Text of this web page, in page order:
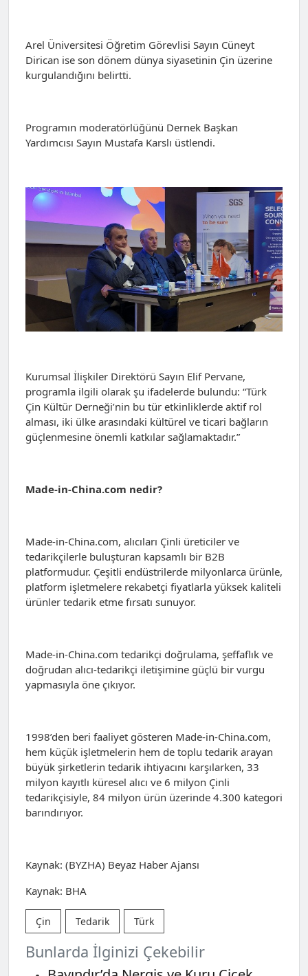
Arel Üniversitesi Öğretim Görevlisi Sayın Cüneyt
Dirican ise son dönem dünya siyasetinin Çin üzerine
kurgulandığını belirtti.
Programın moderatörlüğünü Dernek Başkan
Yardımcısı Sayın Mustafa Karslı üstlendi.
Kurumsal İlişkiler Direktörü Sayın Elif Pervane,
programla ilgili olarak şu ifadelerde bulundu: “Türk
Çin Kültür Derneği’nin bu tür etkinliklerde aktif rol
alması, iki ülke arasındaki kültürel ve ticari bağların
güçlenmesine önemli katkılar sağlamaktadır.”
Made-in-China.com nedir?
Made-in-China.com, alıcıları Çinli üreticiler ve
tedarikçilerle buluşturan kapsamlı bir B2B
platformudur. Çeşitli endüstrilerde milyonlarca ürünle,
platform işletmelere rekabetçi fiyatlarla yüksek kaliteli
ürünler tedarik etme fırsatı sunuyor.
Made-in-China.com tedarikçi doğrulama, şeffaflık ve
doğrudan alıcı-tedarikçi iletişimine güçlü bir vurgu
yapmasıyla öne çıkıyor.
1998’den beri faaliyet gösteren Made-in-China.com,
hem küçük işletmelerin hem de toplu tedarik arayan
büyük şirketlerin tedarik ihtiyacını karşılarken, 33
milyon kayıtlı küresel alıcı ve 6 milyon Çinli
tedarikçisiyle, 84 milyon ürün üzerinde 4.300 kategori
barındırıyor.
Kaynak: (BYZHA) Beyaz Haber Ajansı
Kaynak: BHA
Çin Tedarik Türk
Bunlarda İlginizi Çekebilir